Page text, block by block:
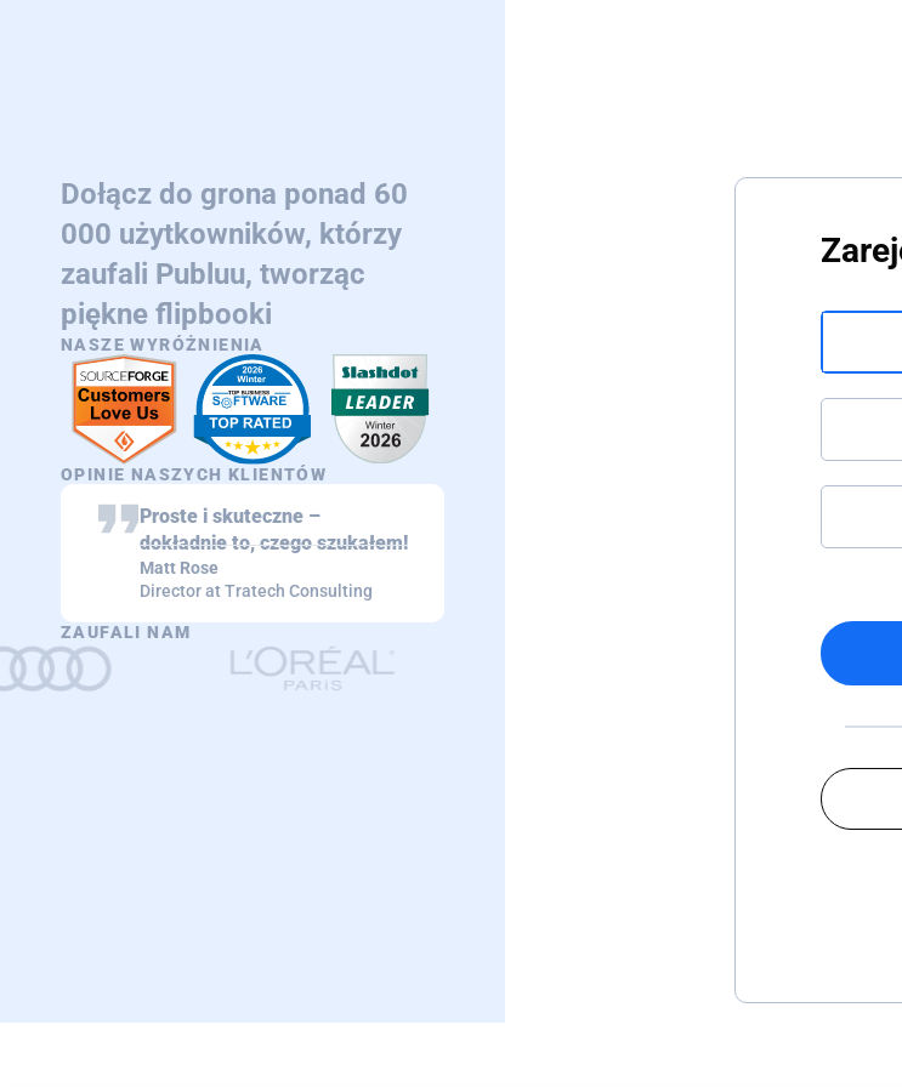
Dołącz do grona ponad 60
000 użytkowników, którzy
zaufali Publuu, tworząc
piękne flipbooki
NASZE WYRÓŻNIENIA
OPINIE NASZYCH KLIENTÓW
Proste i skuteczne –
dokładnie to, czego szukałem!
Matt Rose
Director at Tratech Consulting
ZAUFALI NAM